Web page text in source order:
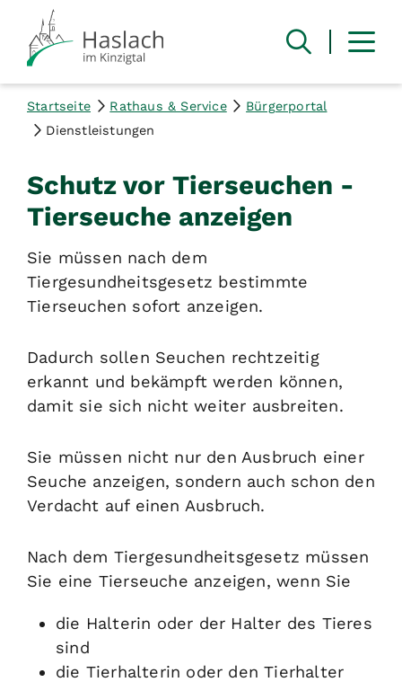
Startseite Rathaus & Service
Bürgerportal
Dienstleistungen
Schutz vor Tierseuchen -
Tierseuche anzeigen
Sie müssen nach dem
Tiergesundheitsgesetz bestimmte
Tierseuchen sofort anzeigen.
Dadurch sollen Seuchen rechtzeitig
erkannt und bekämpft werden können,
damit sie sich nicht weiter ausbreiten.
Sie müssen nicht nur den Ausbruch einer
Seuche anzeigen, sondern auch schon den
Verdacht auf einen Ausbruch.
Nach dem Tiergesundheitsgesetz müssen
Sie eine Tierseuche anzeigen, wenn Sie
die Halterin oder der Halter des Tieres
sind
die Tierhalterin oder den Tierhalter